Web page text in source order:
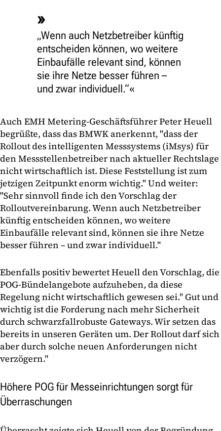
„Wenn auch Netzbetreiber künftig
entscheiden können, wo weitere
Einbaufälle relevant sind, können
sie ihre Netze besser führen –
und zwar individuell.“
Auch EMH Metering-Geschäftsführer Peter Heuell
begrüßte, dass das BMWK anerkennt, "dass der
Rollout des intelligenten Messsystems (iMsys) für
den Messstellenbetreiber nach aktueller Rechtslage
nicht wirtschaftlich ist. Diese Feststellung ist zum
jetzigen Zeitpunkt enorm wichtig." Und weiter:
"Sehr sinnvoll finde ich den Vorschlag der
Rolloutvereinbarung. Wenn auch Netzbetreiber
künftig entscheiden können, wo weitere
Einbaufälle relevant sind, können sie ihre Netze
besser führen – und zwar individuell."
Ebenfalls positiv bewertet Heuell den Vorschlag, die
POG-Bündelangebote aufzuheben, da diese
Regelung nicht wirtschaftlich gewesen sei." Gut und
wichtig ist die Forderung nach mehr Sicherheit
durch schwarzfallrobuste Gateways. Wir setzen das
bereits in unseren Geräten um. Der Rollout darf sich
aber durch solche neuen Anforderungen nicht
verzögern."
Höhere POG für Messeinrichtungen sorgt für
Überraschungen